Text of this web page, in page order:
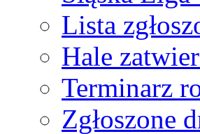
Lista
Hale
Terminarz
Zgłoszone